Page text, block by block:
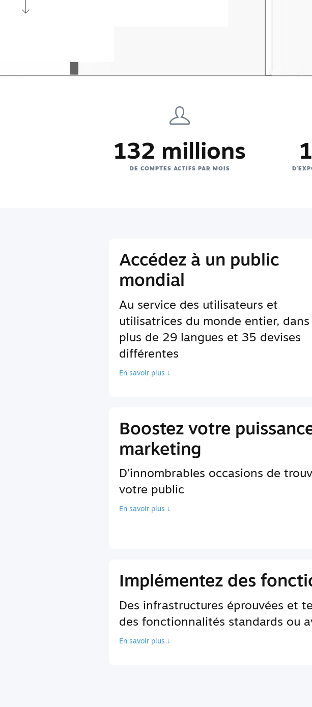
132 millions
DE COMPTES ACTIFS PAR MOIS
Accédez à un public
mondial
Au service des utilisateurs et
utilisatrices du monde entier, dans
plus de 29 langues et 35 devises
différentes
En savoir plus ↓
Boostez votre
marketing
D’innombrables occasions de
votre public
En savoir plus ↓
Implémentez des
Des infrastructures éprouvées et
des fonctionnalités standards ou
En savoir plus ↓